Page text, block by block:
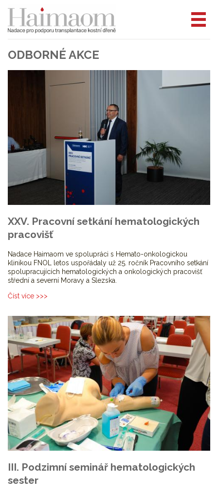
ODBORNÉ AKCE
XXV. Pracovní setkání hematologických
pracovišť
Nadace Haimaom ve spolupráci s Hemato-onkologickou
klinikou FNOL letos uspořádaly už 25. ročník Pracovního setkání
spolupracujících hematologických a onkologických pracovišť
střední a severní Moravy a Slezska.
Číst více >>>
III. Podzimní seminář hematologických
sester